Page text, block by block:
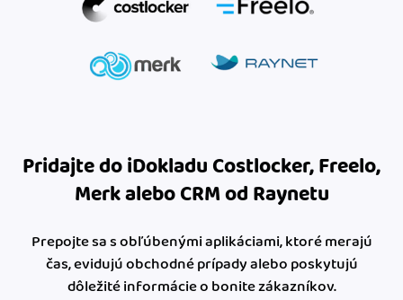
Pridajte do iDokladu Costlocker, Freelo,
Merk alebo CRM od Raynetu
Prepojte sa s obľúbenými aplikáciami, ktoré merajú
čas, evidujú obchodné prípady alebo poskytujú
dôležité informácie o bonite zákazníkov.